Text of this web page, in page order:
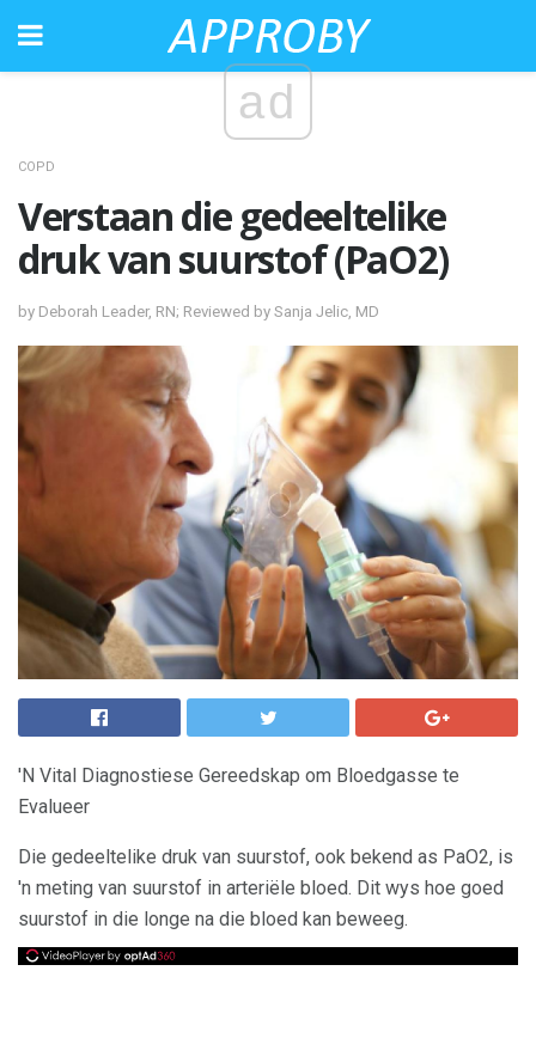
ad
COPD
Verstaan ​​die gedeeltelike
druk van suurstof (PaO2)
by Deborah Leader, RN; Reviewed by Sanja Jelic, MD
'N Vital Diagnostiese Gereedskap om Bloedgasse te
Evalueer
Die gedeeltelike druk van suurstof, ook bekend as PaO2, is
'n meting van suurstof in arteriële bloed. Dit wys hoe goed
suurstof in die longe na die bloed kan beweeg.